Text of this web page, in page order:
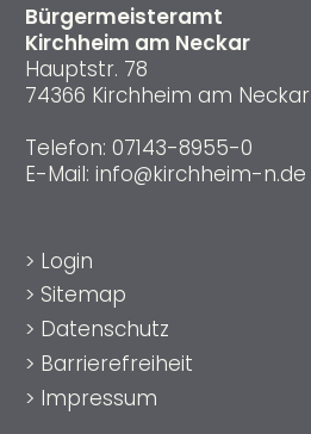
Bürgermeisteramt
Kirchheim am Neckar
Hauptstr. 78
74366 Kirchheim am Neckar
Telefon: 07143-8955-0
E-Mail: info@kirchheim-n.de
> Login
> Sitemap
> Datenschutz
> Barrierefreiheit
> Impressum